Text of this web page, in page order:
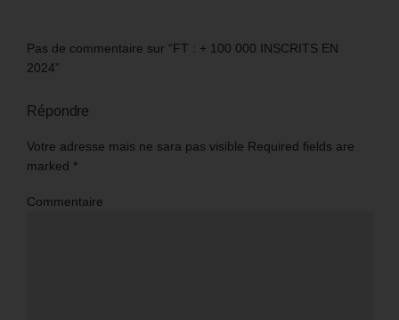
Pas de commentaire sur “FT : + 100 000 INSCRITS EN
2024”
Répondre
Votre adresse mais ne sara pas visible Required fields are
marked *
Commentaire